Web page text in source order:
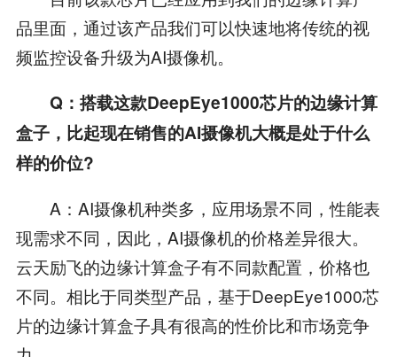
品里面，通过该产品我们可以快速地将传统的视
频监控设备升级为AI摄像机。
Q：搭载这款DeepEye1000芯片的边缘计算
盒子，比起现在销售的AI摄像机大概是处于什么
样的价位?
A：AI摄像机种类多，应用场景不同，性能表
现需求不同，因此，AI摄像机的价格差异很大。
云天励飞的边缘计算盒子有不同款配置，价格也
不同。相比于同类型产品，基于DeepEye1000芯
片的边缘计算盒子具有很高的性价比和市场竞争